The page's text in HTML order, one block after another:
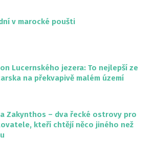
v marocké poušti
Lucernského jezera: To nejlepší ze
na překvapivě malém území
Zakynthos – dva řecké ostrovy pro
kteří chtějí něco jiného než